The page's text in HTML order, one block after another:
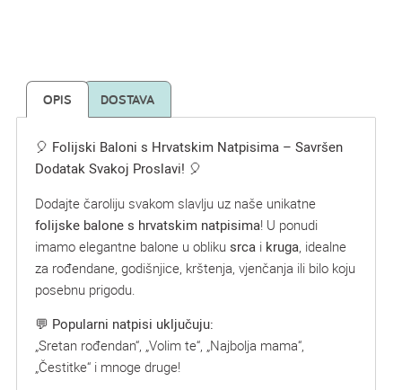
OPIS DOSTAVA
🎈 Folijski Baloni s Hrvatskim Natpisima – Savršen
Dodatak Svakoj Proslavi! 🎈
Dodajte čaroliju svakom slavlju uz naše unikatne
folijske balone s hrvatskim natpisima! U ponudi
imamo elegantne balone u obliku srca i kruga , idealne
za rođendane, godišnjice, krštenja, vjenčanja ili bilo koju
posebnu prigodu.
💬 Popularni natpisi uključuju:
„Sretan rođendan“, „Volim te“, „Najbolja mama“,
„Čestitke“ i mnoge druge!